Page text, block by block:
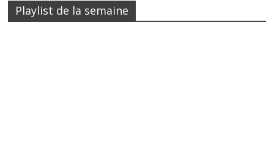
Playlist de la semaine